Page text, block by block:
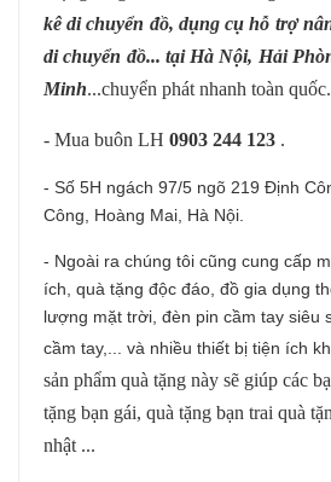
kê di chuyển đồ, dụng cụ hỗ trợ
di chuyển đồ... tại Hà Nội, Hải
Minh...chuyển phát nhanh toàn quốc.
- Mua buôn LH 0903 244 123 .
- Số 5H ngách 97/5 ngõ 219 Định
Công, Hoàng Mai, Hà Nội.
- Ngoài ra chúng tôi cũng cung cấp
ích, quà tặng độc đáo, đồ gia dụng
lượng mặt trời đèn pin cầm tay siêu
cầm tay,... và nhiều thiết bị tiện ích
sản phẩm quà tặng này sẽ giúp các
tặng bạn gái, quà tặng bạn trai quà
nhật ...